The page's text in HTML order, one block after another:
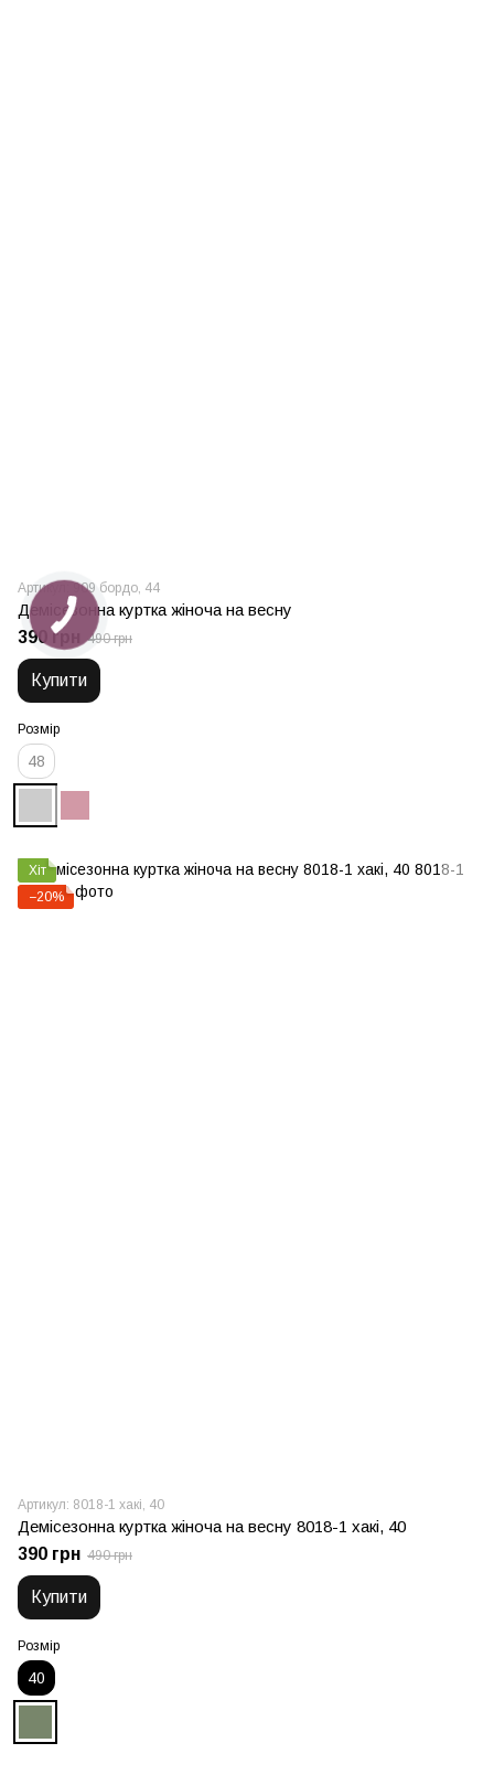
Артикул: 909 бордо, 44
Демісезонна куртка жіноча на весну
390 грн
490 грн
Купити
Розмір
48
Хіт
−20%
Артикул: 8018-1 хакі, 40
Демісезонна куртка жіноча на весну 8018-1 хакі, 40
390 грн 490 грн
Купити
Розмір
40